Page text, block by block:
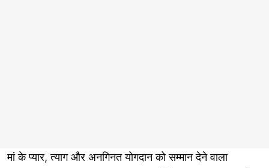
मां के प्यार, त्याग और अनगिनत योगदान को सम्मान देने वाला